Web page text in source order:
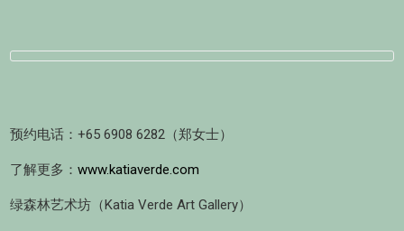
预约电话：+65 6908 6282（郑女士）
了解更多： www.katiaverde.com
绿森林艺术坊（Katia Verde Art Gallery）